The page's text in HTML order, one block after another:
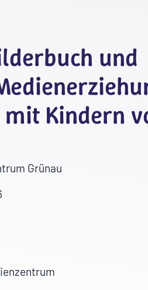
und
Kindern
Grünau